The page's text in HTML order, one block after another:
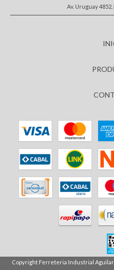
Av. Uruguay
Copyright Ferreteria Industrial Aguilar